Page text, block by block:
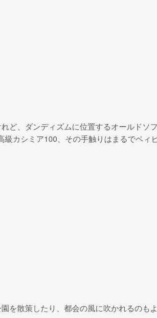
ど、ダンディズムに位置するオールドソ
級カシミア100、その手触りはまるでベィ
を散策したり、都会の風に吹かれるのも